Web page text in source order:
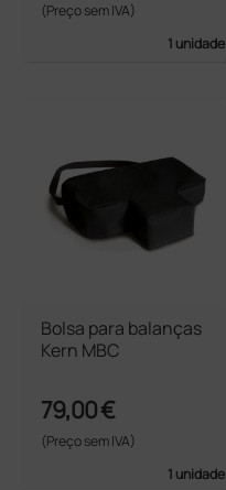
(Preço sem IVA)
1 unidade
Bolsa para balanças
Kern MBC
79,00 €
(Preço sem IVA)
1 unidade